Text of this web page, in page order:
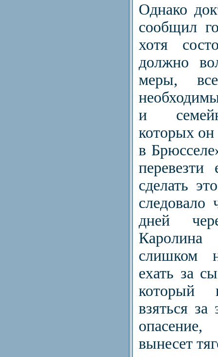
Однако
сообщил
хотя
должно
меры,
и
которых
в
сделать
следовало
дней
слишком
ехать за
взяться за
вынесет